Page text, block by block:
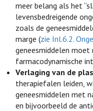
meer belang als het
levensbedreigende
zoals de
marge (zie Inl.6.2.
geneesmiddelen
farmacodynamische
Verlaging van de
therapiefalen leiden,
geneesmiddelen met
en bijvoorbeeld de